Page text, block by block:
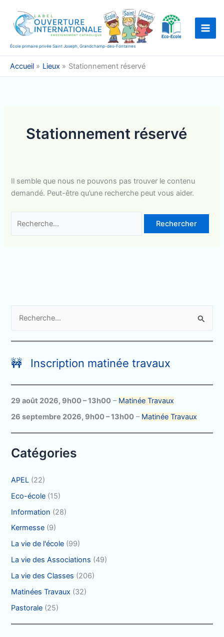
contenu
École primaire privée Saint Joseph, Grandchamp-des-Fontaines
Accueil Lieux Stationnement réservé
Stationnement réservé
Il semble que nous ne pouvons pas trouver le contenu
demandé. Peut-être qu’une recherche peut vous aider.
c
h
e
r
c
h
🚧 Inscription matinée travaux
29 août 2026, 9h00–13h00 – Matinée Travaux
26 septembre 2026, 9h00–13h00 – Matinée Travaux
Catégories
APEL (22)
Eco-école (15)
Information (28)
Kermesse (9)
La vie de l'école (99)
La vie des Associations (49)
La vie des Classes (206)
Matinées Travaux (32)
Pastorale (25)